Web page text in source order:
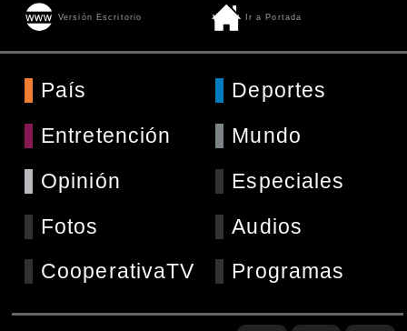
Versión Escritorio Ir a Portada
País
Deportes
Entretención
Mundo
Opinión
Especiales
Fotos
Audios
CooperativaTV
Programas